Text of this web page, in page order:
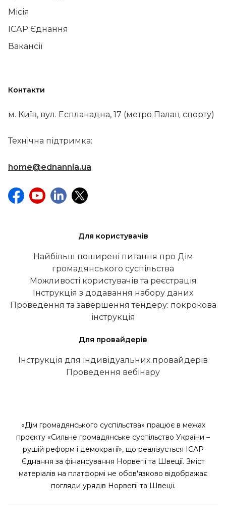
Місія
ІСАР Єднання
Вакансії
Контакти
м. Київ, вул. Еспланадна, 17 (метро Палац спорту)
Технічна підтримка:
home@ednannia.ua
Для користувачів
Найбільш поширені питання про Дім
громадянського суспільства
Можливості користувачів та реєстрація
Інструкція з додавання набору даних
Проведення та завершення тендеру: покрокова
інструкція
Для провайдерів
Інструкція для індивідуальних провайдерів
Проведення вебінару
«Дім громадянського суспільства» працює в межах
проєкту «Сильне громадянське суспільство України –
рушій реформ і демократії», що реалізується ІСАР
Єднання за фінансування Норвегії та Швеції. Зміст
матеріалів на платформі не обов'язково відображає
погляди урядів Норвегії та Швеції.